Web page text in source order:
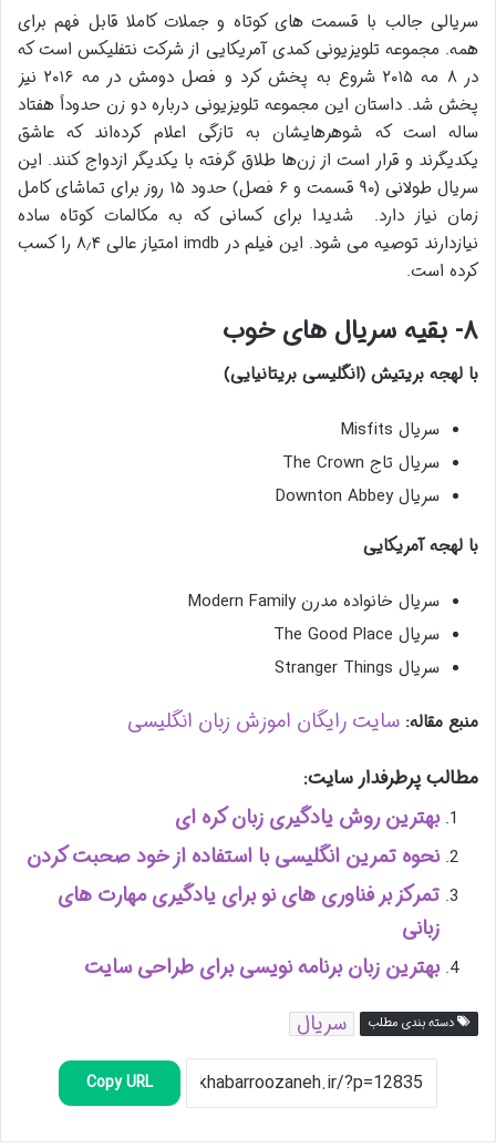
سریالی جالب با قسمت های کوتاه و جملات کاملا قابل فهم برای
همه. مجموعه تلویزیونی کمدی آمریکایی از شرکت نتفلیکس است که
در ۸ مه ۲۰۱۵ شروع به پخش کرد و فصل دومش در مه ۲۰۱۶ نیز
پخش شد. داستان این مجموعه تلویزیونی درباره دو زن حدوداً هفتاد
ساله است که شوهرهایشان به تازگی اعلام کرده‌اند که عاشق
یکدیگرند و قرار است از زن‌ها طلاق گرفته با یکدیگر ازدواج کنند. این
سریال طولانی (۹۰ قسمت و ۶ فصل) حدود ۱۵ روز برای تماشای کامل
زمان نیاز دارد. شدیدا برای کسانی که به مکالمات کوتاه ساده
نیازدارند توصیه می شود. این فیلم در imdb امتیاز عالی ۸٫۴ را کسب
کرده است.
۸- بقیه سریال های خوب
با لهجه بریتیش (انگلیسی بریتانیایی)
سریال Misfits
سریال تاج The Crown
سریال Downton Abbey
با لهجه آمریکایی
سریال خانواده مدرن Modern Family
سریال The Good Place
سریال Stranger Things
منبع مقاله: سایت رایگان اموزش زبان انگلیسی
مطالب پرطرفدار سایت:
بهترین روش یادگیری زبان کره ای
نحوه تمرین انگلیسی با استفاده از خود صحبت کردن
تمرکز بر فناوری های نو برای یادگیری مهارت های
زبانی
بهترین زبان برنامه نویسی برای طراحی سایت
دسته بندی مطلب سریال
Copy URL